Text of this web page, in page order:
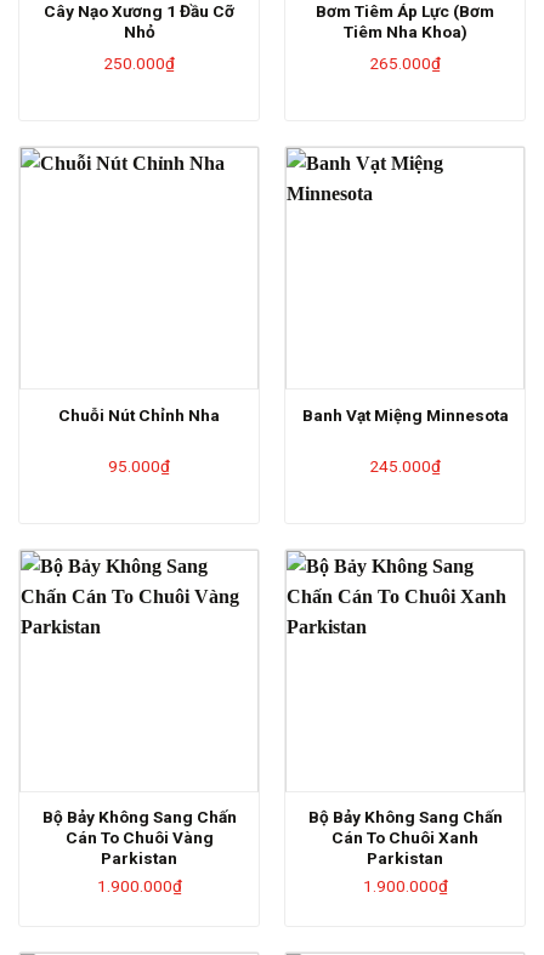
Cây Nạo Xương 1 Đầu Cỡ
Nhỏ
250.000₫
Bơm Tiêm Áp Lực (Bơm
Tiêm Nha Khoa)
265.000₫
Chuỗi Nút Chỉnh Nha
95.000₫
Banh Vạt Miệng Minnesota
245.000₫
Bộ Bảy Không Sang Chấn
Cán To Chuôi Vàng
Parkistan
1.900.000₫
Bộ Bảy Không Sang Chấn
Cán To Chuôi Xanh
Parkistan
1.900.000₫